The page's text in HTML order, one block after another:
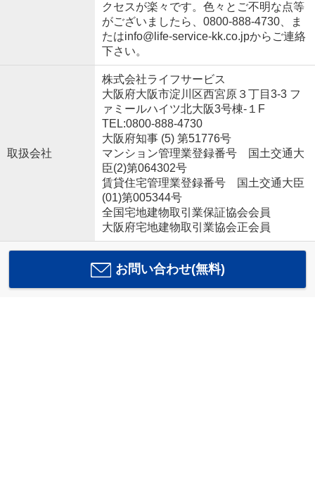
クセスが楽々です。色々とご不明な点等
がございましたら、0800-888-4730、ま
たはinfo@life-service-kk.co.jpからご連絡
下さい。
取扱会社
株式会社ライフサービス
大阪府大阪市淀川区西宮原３丁目3-3 フ
ァミールハイツ北大阪3号棟-１F
TEL:0800-888-4730
大阪府知事 (5) 第51776号
マンション管理業登録番号 国土交通大
臣(2)第064302号
賃貸住宅管理業登録番号 国土交通大臣
(01)第005344号
全国宅地建物取引業保証協会会員
大阪府宅地建物取引業協会正会員
お問い合わせ(無料)